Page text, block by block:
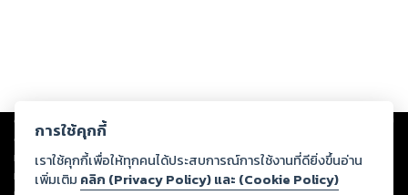
Copyright © 2026
ต่อผลงานหรือเนื้อหาใดที่อัปโหลดผ่านเว็บไซต์และปรากฏว่าละเมิดสิทธิใน
ทรัพย์สินทางปัญญาของบุคคลอื่นหรือขัดต่อกฎหมายและศีลธรรม ดังนั้น ผู้อ่าน
ทุกท่านโปรดใช้วิจารณญาณในการกลั่นกรองด้วยตนเอง และหากท่านพบว่าส่วน
การใช้คุกกี้
เราใช้คุกกี้เพื่อให้ทุกคนได้ประสบการณ์การใช้งานที่ดียิ่งขึ้นอ่าน
เพิ่มเติม คลิก (Privacy Policy) และ (Cookie Policy)